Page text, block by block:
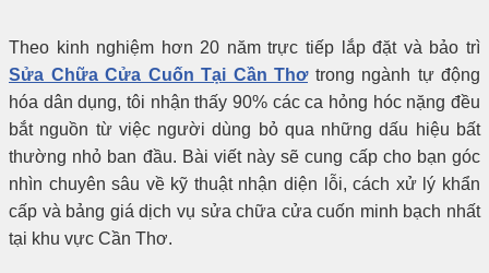
Theo kinh nghiệm hơn 20 năm trực tiếp lắp đặt và bảo trì
Sửa Chữa Cửa Cuốn Tại Cần Thơtrong ngành tự động
hóa dân dụng, tôi nhận thấy 90% các ca hỏng hóc nặng đều
bắt nguồn từ việc người dùng bỏ qua những dấu hiệu bất
thường nhỏ ban đầu. Bài viết này sẽ cung cấp cho bạn góc
nhìn chuyên sâu về kỹ thuật nhận diện lỗi, cách xử lý khẩn
cấp và bảng giá dịch vụ sửa chữa cửa cuốn minh bạch nhất
tại khu vực Cần Thơ.